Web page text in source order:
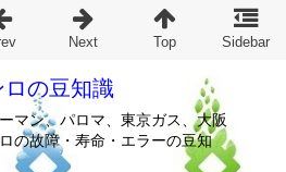
の豆知識
マン、パロマ、東京ガス、大阪
の故障・寿命・エラーの豆知